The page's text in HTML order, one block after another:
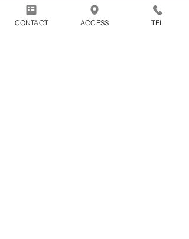
CONTACT ACCESS TEL